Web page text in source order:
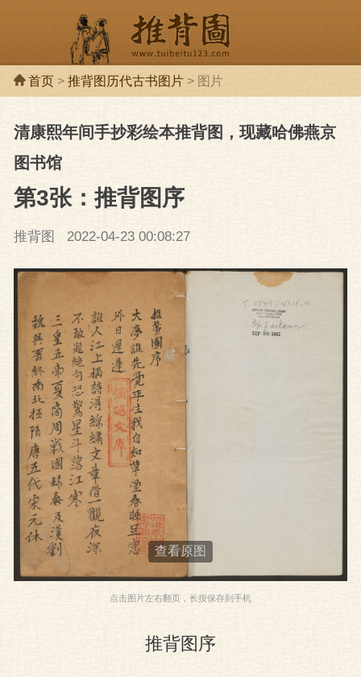
推背图
图
首页> 推背图历代古书图片> 图片
清康熙年间手抄彩绘本推背图，现藏哈佛燕京
图书馆
第3张：推背图序
推背图 2022-04-23 00:08:27
点击图片左右翻页，长按保存到手机
查看原图
推背图序